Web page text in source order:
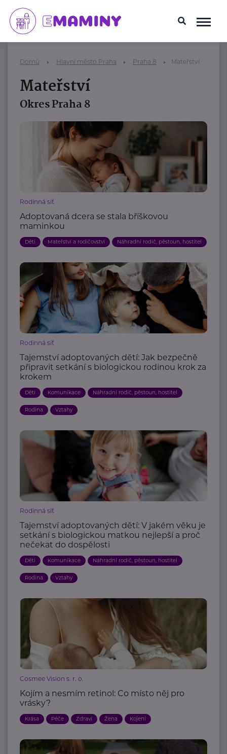
Domů Hlavní město Praha Praha 8 Mateřství
Mateřství
Okres Praha 8
Rodinná síť
Adoptovaná dcera se stala bříškovou
maminkou
Děti Mateřství a rodičovství Náhradní rodič, pěstoun, hostitel
Rodinná síť
Tajemství adoptovaných dětí: Jak bezpečně
připravit setkání s biologickou rodinou krok za
krokem
Děti Komunikace Náhradní rodič, pěstoun, hostitel
Rodina Vztahy
Rodinná síť
Tajemství adoptovaných dětí: V jakém věku je
setkání s biologickou matkou nejlepší a proč
nečekat do dospělosti
Děti Komunikace Náhradní rodič, pěstoun, hostitel
Rodina Vztahy
Cosmee Vision s. r. o.
Kojím a nesmím retinol: Co místo něj pro
vrásky?
Krása Péče Zdraví Žena Kojení